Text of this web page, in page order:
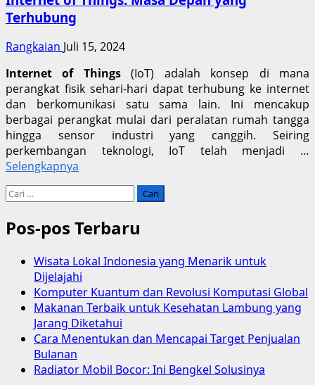
Terhubung
Rangkaian Juli 15, 2024
Internet of Things(IoT) adalah konsep di mana
perangkat fisik sehari-hari dapat terhubung ke internet
dan berkomunikasi satu sama lain. Ini mencakup
berbagai perangkat mulai dari peralatan rumah tangga
hingga sensor industri yang canggih. Seiring
perkembangan teknologi, IoT telah menjadi …
Selengkapnya
Cari
Pos-pos Terbaru
Wisata Lokal Indonesia yang Menarik untuk
Dijelajahi
Komputer Kuantum dan Revolusi Komputasi Global
Makanan Terbaik untuk Kesehatan Lambung yang
Jarang Diketahui
Cara Menentukan dan Mencapai Target Penjualan
Bulanan
Radiator Mobil Bocor: Ini Bengkel Solusinya